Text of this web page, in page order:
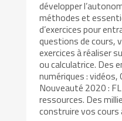
développer
méthodes et
d’exercices pour
questions de cours,
exercices à réaliser
ou calculatrice. Des
numériques :
Nouveauté 2020 :
ressources. Des
construire vos cours